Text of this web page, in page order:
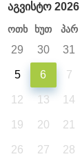
აგვისტო 2026
ოთხ ხუთ პარ
29 30 31
5 6 7
12 13 14
19 20 21
26 27 28